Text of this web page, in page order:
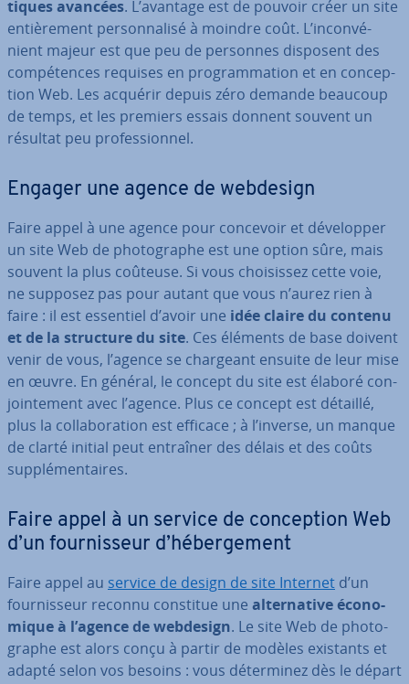
tiques avancées. L’avantage est de pouvoir créer un site
en­tiè­re­ment per­son­na­lisé à moindre coût. L’in­con­vé­
nient majeur est que peu de personnes disposent des
com­pé­tences requises en pro­gram­ma­tion et en con­cep­
tion Web. Les acquérir depuis zéro demande beaucoup
de temps, et les premiers essais donnent souvent un
résultat peu pro­fes­sion­nel.
Engager une agence de webdesign
Faire appel à une agence pour concevoir et dé­ve­lop­per
un site Web de pho­to­graphe est une option sûre, mais
souvent la plus coûteuse. Si vous choi­sis­sez cette voie,
ne supposez pas pour autant que vous n’aurez rien à
faire : il est essentiel d’avoir une idée claire du contenu
et de la structure du site. Ces éléments de base doivent
venir de vous, l’agence se chargeant ensuite de leur mise
en œuvre. En général, le concept du site est élaboré con­
join­te­ment avec l’agence. Plus ce concept est détaillé,
plus la col­la­bo­ra­tion est efficace ; à l’inverse, un manque
de clarté initial peut entraîner des délais et des coûts
sup­plé­men­taires.
Faire appel à un service de con­cep­tion Web
d’un four­nis­seur d’hé­ber­ge­ment
Faire appel au service de design de site Internet d’un
four­nis­seur reconnu constitue une al­ter­na­tive éco­no­
mique à l’agence de webdesign. Le site Web de pho­to­
graphe est alors conçu à partir de modèles existants et
adapté selon vos besoins : vous dé­ter­mi­nez dès le départ